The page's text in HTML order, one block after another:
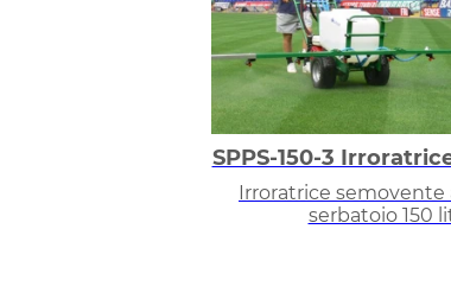
SPPS-150-3
Irroratrice semovente
serbatoio 150